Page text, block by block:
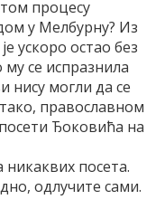
процесу
у Мелбурну? Из
ускоро остао без
се испразнила
нису могли да се
православном
Ђоковића на
посета.
одлучите сами.